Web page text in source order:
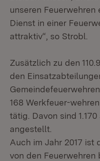
unseren
Dienst in einer
attraktiv“, so Strobl.
Zusätzlich zu den
den
168 Werkfeuer-
tätig. Davon sind
angestellt.
Auch im Jahr 2017 ist
von den Feuerwehren